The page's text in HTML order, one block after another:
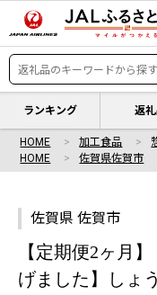
ランキング 返
HOME 加工食品
HOME
佐賀県佐賀市
佐賀県 佐賀市
【定期便2ヶ月
げました】しょ